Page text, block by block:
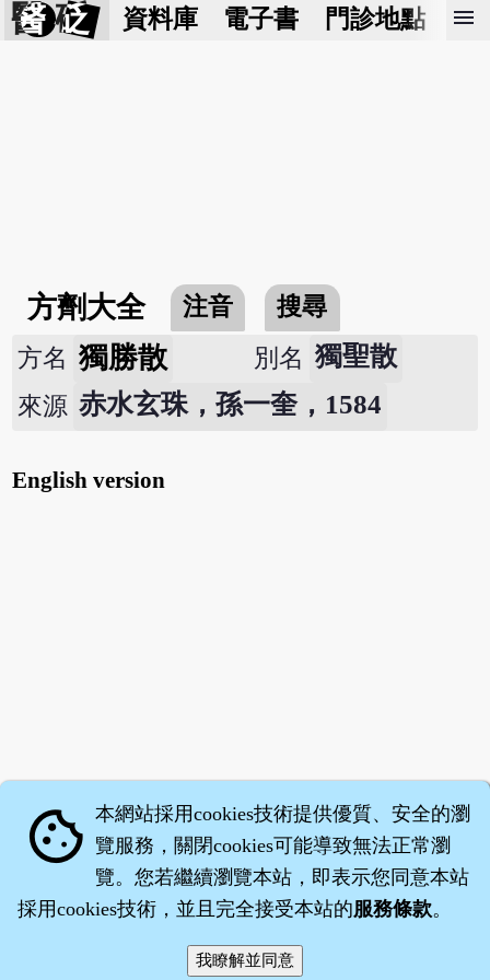
醫 砭 資料庫 電子書 門診地點 預
menu
方劑大全 注音
搜尋
方名 獨勝散 別名 獨聖散
來源 赤水玄珠，孫一奎，1584
English version
‧沈藥子©2008～2026
cookie 本網站採用cookies技術提供優質、安全的瀏
覽服務，關閉cookies可能導致無法正常瀏
覽。您若繼續瀏覽本站，即表示您同意本站
採用cookies技術，並且完全接受本站的服務條款。